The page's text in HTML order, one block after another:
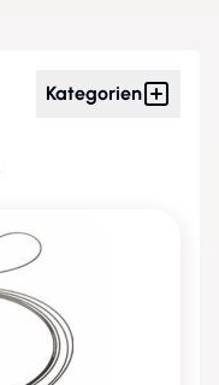
Kategorien